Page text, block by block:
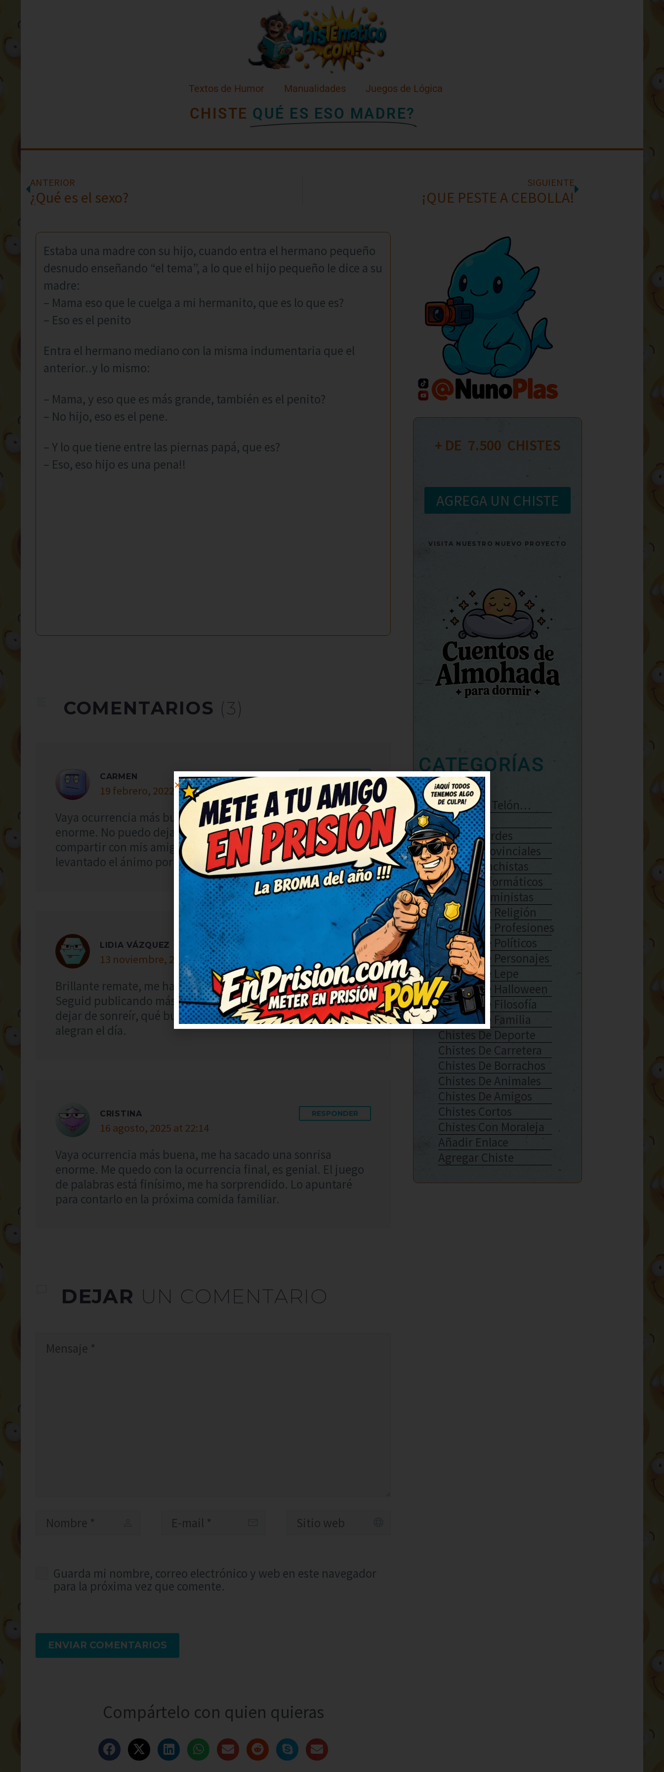
Textos de Humor Manualidades Juegos de Lógica
CHISTE QUÉ ES ESO MADRE?
ANTERIOR
¿Qué es el sexo?
SIGUIENTE
¡QUE PESTE A CEBOLLA!
Estaba una madre con su hijo, cuando entra el hermano pequeño
desnudo enseñando “el tema”, a lo que el hijo pequeño le dice a su
madre:
– Mama eso que le cuelga a mi hermanito, que es lo que es?
– Eso es el penito
Entra el hermano mediano con la misma indumentaria que el
anterior..y lo mismo:
– Mama, y eso que es más grande, también es el penito?
– No hijo, eso es el pene.
– Y lo que tiene entre las piernas papá, que es?
– Eso, eso hijo es una pena!!
COMENTARIOS (3)
CARMEN
19 febrero, 2022 at 21:15
RESPONDER
Vaya ocurrencia más buena, me ha sacado una sonrisa
enorme. No puedo dejar de sonreír, qué bueno. Lo voy a
compartir con mis amigos para que se rían también. Me ha
levantado el ánimo por completo, gracias.
LIDIA VÁZQUEZ
13 noviembre, 2024 at 8:59
RESPONDER
Brillante remate, me ha dejado con una carcajada tremenda.
Seguid publicando más, que alegran un montón. No puedo
dejar de sonreír, qué bueno. ¡Más de estos, por favor! Me
alegran el día.
CRISTINA
16 agosto, 2025 at 22:14
RESPONDER
Vaya ocurrencia más buena, me ha sacado una sonrisa
enorme. Me quedo con la ocurrencia final, es genial. El juego
de palabras está finísimo, me ha sorprendido. Lo apuntaré
para contarlo en la próxima comida familiar.
DEJAR UN COMENTARIO
Guarda mi nombre, correo electrónico y web en este navegador
para la próxima vez que comente.
ENVIAR COMENTARIOS
Compártelo con quien quieras
+ DE 7.500
  CHISTES
AGREGA UN CHISTE
VISITA NUESTRO NUEVO PROYECTO
CATEGORÍAS
Se Abre El Telón…
Enlaces
Chistes Verdes
Chistes Provinciales
Chistes Machistas
Chistes Informáticos
Chistes Feministas
Chistes De Religión
Chistes De Profesiones
Chistes De Políticos
Chistes De Personajes
Chistes De Lepe
Chistes De Halloween
Chistes De Filosofía
Chistes De Familia
Chistes De Deporte
Chistes De Carretera
Chistes De Borrachos
Chistes De Animales
Chistes De Amigos
Chistes Cortos
Chistes Con Moraleja
Añadir Enlace
Agregar Chiste